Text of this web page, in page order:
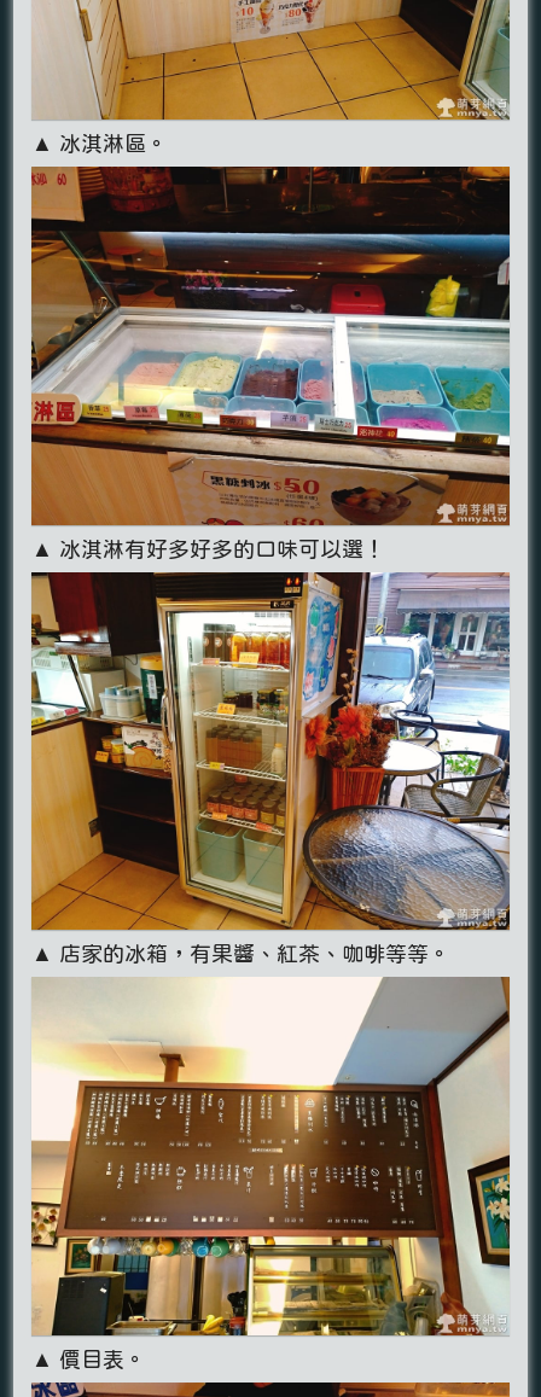
▲ 冰淇淋區。
▲ 冰淇淋有好多好多的口味可以選！
▲ 店家的冰箱，有果醬、紅茶、咖啡等等。
▲ 價目表。